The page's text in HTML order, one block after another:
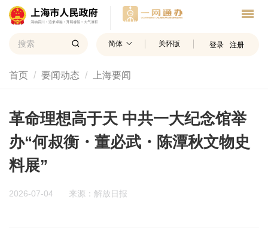
简体 关怀版 登录 注册
首页 要闻动态 上海要闻
革命理想高于天 中共一大纪念馆举
办“何叔衡・董必武・陈潭秋文物史
料展”
2026-07-04 来源：解放日报